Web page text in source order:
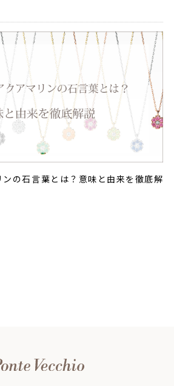
の石言葉とは？意味と由来を徹底解